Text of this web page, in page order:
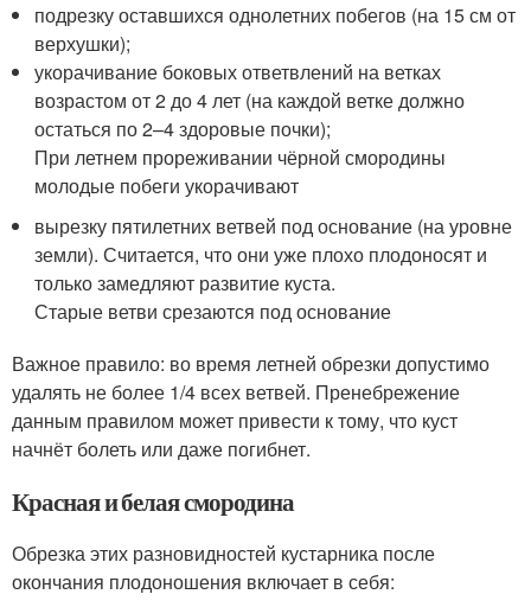
подрезку оставшихся однолетних побегов (на 15 см от
верхушки);
укорачивание боковых ответвлений на ветках
возрастом от 2 до 4 лет (на каждой ветке должно
остаться по 2–4 здоровые почки);
При летнем прореживании чёрной смородины
молодые побеги укорачивают
вырезку пятилетних ветвей под основание (на уровне
земли). Считается, что они уже плохо плодоносят и
только замедляют развитие куста.
Старые ветви срезаются под основание
Важное правило: во время летней обрезки допустимо
удалять не более 1/4 всех ветвей. Пренебрежение
данным правилом может привести к тому, что куст
начнёт болеть или даже погибнет.
Красная и белая смородина
Обрезка этих разновидностей кустарника после
окончания плодоношения включает в себя: